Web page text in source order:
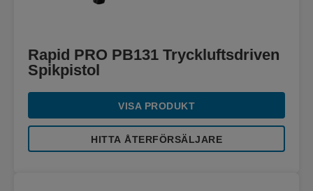
Rapid PRO PB131 Tryckluftsdriven
Spikpistol
VISA PRODUKT
HITTA ÅTERFÖRSÄLJARE